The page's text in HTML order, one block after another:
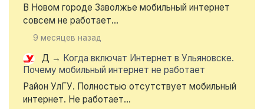
В Новом городе Заволжье мобильный интернет
совсем не работает...
9 месяцев назад
Д → Когда включат Интернет в Ульяновске.
Почему мобильный интернет не работает
Район УлГУ. Полностью отсутствует мобильный
интернет. Не работает...